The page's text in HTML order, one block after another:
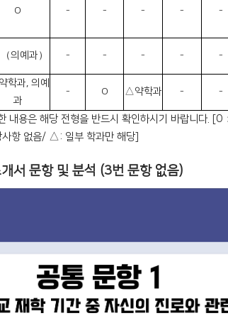
O - - - - -
의예과） - - - - -
학과, 의예
과
- O △약학과 - -
내용은 해당 전형을 반드시 확인하시기 바랍니다. [O
항 없음/ △: 일부 학과만 해당]
서 문항 및 분석 (3번 문항 없음)